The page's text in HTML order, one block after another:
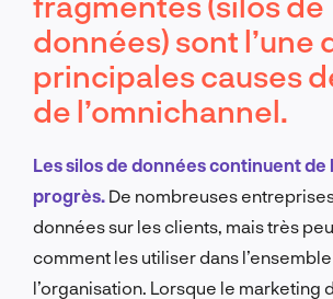
données) sont l’une
principales causes
de l’omnichannel.
Les silos de données continuent de
progrès. De nombreuses
données sur les clients, mais très
comment les utiliser dans
l’organisation. Lorsque le marketing